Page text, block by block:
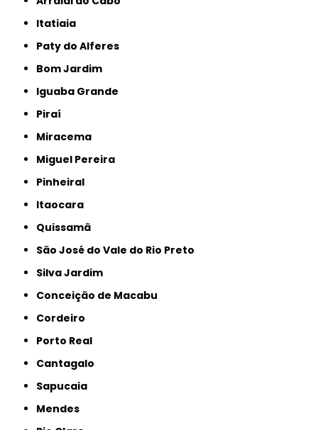
Itatiaia
Paty do Alferes
Bom Jardim
Iguaba Grande
Piraí
Miracema
Miguel Pereira
Pinheiral
Itaocara
Quissamã
São José do Vale do Rio Preto
Silva Jardim
Conceição de Macabu
Cordeiro
Porto Real
Cantagalo
Sapucaia
Mendes